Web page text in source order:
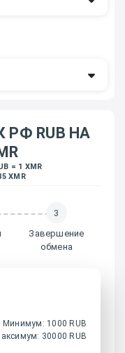
RUB НА
= 1 XMR
XMR
3
Завершение
обмена
Минимум: 1000 RUB
30000 RUB